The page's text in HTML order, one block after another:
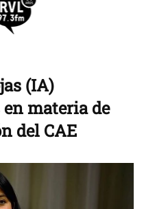
(IA)
materia de
del CAE